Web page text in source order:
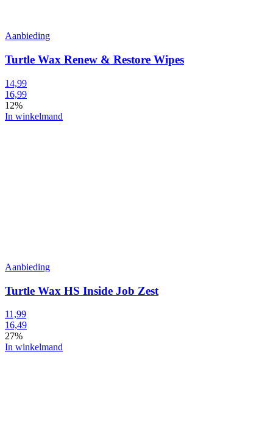
Aanbieding
Turtle Wax Renew & Restore Wipes
14,99
16,99
12%
In winkelmand
Aanbieding
Turtle Wax HS Inside Job Zest
11,99
16,49
27%
In winkelmand